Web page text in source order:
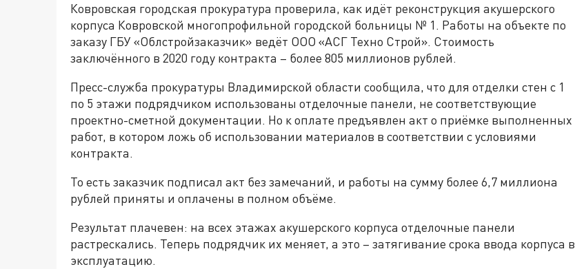
Ковровская городская прокуратура проверила, как идёт реконструкция акушерского
корпуса Ковровской многопрофильной городской больницы № 1. Работы на объекте по
заказу ГБУ «Облстройзаказчик» ведёт ООО «АСГ Техно Строй». Стоимость
заключённого в 2020 году контракта – более 805 миллионов рублей.
Пресс-служба прокуратуры Владимирской области сообщила, что для отделки стен с 1
по 5 этажи подрядчиком использованы отделочные панели, не соответствующие
проектно-сметной документации. Но к оплате предъявлен акт о приёмке выполненных
работ, в котором ложь об использовании материалов в соответствии с условиями
контракта.
То есть заказчик подписал акт без замечаний, и работы на сумму более 6,7 миллиона
рублей приняты и оплачены в полном объёме.
Результат плачевен: на всех этажах акушерского корпуса отделочные панели
растрескались. Теперь подрядчик их меняет, а это – затягивание срока ввода корпуса в
эксплуатацию.